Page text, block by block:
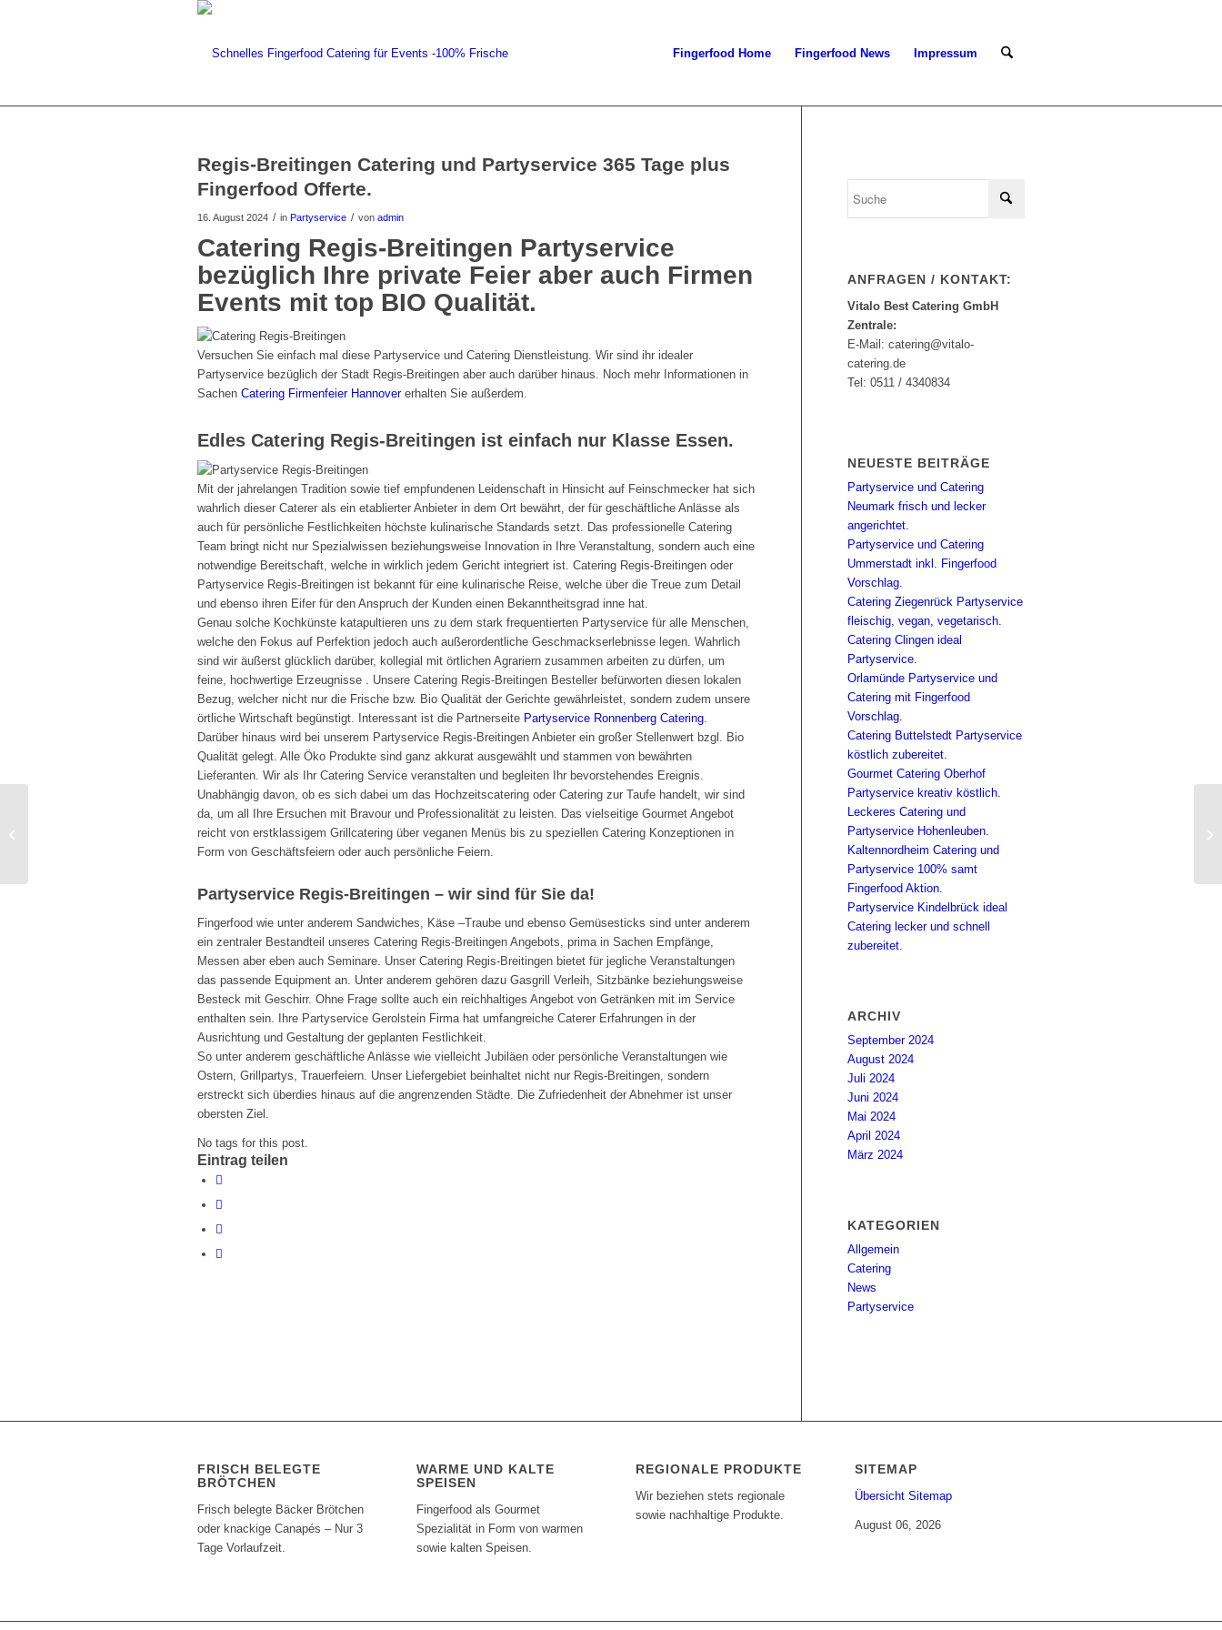
Fingerfood Home Fingerfood News Impressum
Regis-Breitingen Catering und Partyservice 365 Tage plus
Fingerfood Offerte.
16. August 2024 / in Partyservice / von admin
Catering Regis-Breitingen Partyservice
bezüglich Ihre private Feier aber auch Firmen
Events mit top BIO Qualität.
Versuchen Sie einfach mal diese Partyservice und Catering Dienstleistung. Wir sind ihr idealer
Partyservice bezüglich der Stadt Regis-Breitingen aber auch darüber hinaus. Noch mehr Informationen in
Sachen Catering Firmenfeier Hannovererhalten Sie außerdem.
Edles Catering Regis-Breitingen ist einfach nur Klasse Essen.
Mit der jahrelangen Tradition sowie tief empfundenen Leidenschaft in Hinsicht auf Feinschmecker hat sich
wahrlich dieser Caterer als ein etablierter Anbieter in dem Ort bewährt, der für geschäftliche Anlässe als
auch für persönliche Festlichkeiten höchste kulinarische Standards setzt. Das professionelle Catering
Team bringt nicht nur Spezialwissen beziehungsweise Innovation in Ihre Veranstaltung, sondern auch eine
notwendige Bereitschaft, welche in wirklich jedem Gericht integriert ist. Catering Regis-Breitingen oder
Partyservice Regis-Breitingen ist bekannt für eine kulinarische Reise, welche über die Treue zum Detail
und ebenso ihren Eifer für den Anspruch der Kunden einen Bekanntheitsgrad inne hat.
Genau solche Kochkünste katapultieren uns zu dem stark frequentierten Partyservice für alle Menschen,
welche den Fokus auf Perfektion jedoch auch außerordentliche Geschmackserlebnisse legen. Wahrlich
sind wir äußerst glücklich darüber, kollegial mit örtlichen Agrariern zusammen arbeiten zu dürfen, um
feine, hochwertige Erzeugnisse . Unsere Catering Regis-Breitingen Besteller befürworten diesen lokalen
Bezug, welcher nicht nur die Frische bzw. Bio Qualität der Gerichte gewährleistet, sondern zudem unsere
örtliche Wirtschaft begünstigt. Interessant ist die Partnerseite Partyservice Ronnenberg Catering.
Darüber hinaus wird bei unserem Partyservice Regis-Breitingen Anbieter ein großer Stellenwert bzgl. Bio
Qualität gelegt. Alle Öko Produkte sind ganz akkurat ausgewählt und stammen von bewährten
Lieferanten. Wir als Ihr Catering Service veranstalten und begleiten Ihr bevorstehendes Ereignis.
Unabhängig davon, ob es sich dabei um das Hochzeitscatering oder Catering zur Taufe handelt, wir sind
da, um all Ihre Ersuchen mit Bravour und Professionalität zu leisten. Das vielseitige Gourmet Angebot
reicht von erstklassigem Grillcatering über veganen Menüs bis zu speziellen Catering Konzeptionen in
Form von Geschäftsfeiern oder auch persönliche Feiern.
Partyservice Regis-Breitingen – wir sind für Sie da!
Fingerfood wie unter anderem Sandwiches, Käse –Traube und ebenso Gemüsesticks sind unter anderem
ein zentraler Bestandteil unseres Catering Regis-Breitingen Angebots, prima in Sachen Empfänge,
Messen aber eben auch Seminare. Unser Catering Regis-Breitingen bietet für jegliche Veranstaltungen
das passende Equipment an. Unter anderem gehören dazu Gasgrill Verleih, Sitzbänke beziehungsweise
Besteck mit Geschirr. Ohne Frage sollte auch ein reichhaltiges Angebot von Getränken mit im Service
enthalten sein. Ihre Partyservice Gerolstein Firma hat umfangreiche Caterer Erfahrungen in der
Ausrichtung und Gestaltung der geplanten Festlichkeit.
So unter anderem geschäftliche Anlässe wie vielleicht Jubiläen oder persönliche Veranstaltungen wie
Ostern, Grillpartys, Trauerfeiern. Unser Liefergebiet beinhaltet nicht nur Regis-Breitingen, sondern
erstreckt sich überdies hinaus auf die angrenzenden Städte. Die Zufriedenheit der Abnehmer ist unser
obersten Ziel.
No tags for this post.
Eintrag teilen
ANFRAGEN / KONTAKT:
Vitalo Best Catering GmbH
Zentrale:
E-Mail: catering@vitalo-
catering.de
Tel: 0511 / 4340834
NEUESTE BEITRÄGE
Partyservice und Catering
Neumark frisch und lecker
angerichtet.
Partyservice und Catering
Ummerstadt inkl. Fingerfood
Vorschlag.
Catering Ziegenrück Partyservice
fleischig, vegan, vegetarisch.
Catering Clingen ideal
Partyservice.
Orlamünde Partyservice und
Catering mit Fingerfood
Vorschlag.
Catering Buttelstedt Partyservice
köstlich zubereitet.
Gourmet Catering Oberhof
Partyservice kreativ köstlich.
Leckeres Catering und
Partyservice Hohenleuben.
Kaltennordheim Catering und
Partyservice 100% samt
Fingerfood Aktion.
Partyservice Kindelbrück ideal
Catering lecker und schnell
zubereitet.
ARCHIV
September 2024
August 2024
Juli 2024
Juni 2024
Mai 2024
April 2024
März 2024
KATEGORIEN
Allgemein
Catering
News
Partyservice
FRISCH BELEGTE
BRÖTCHEN
Frisch belegte Bäcker Brötchen
oder knackige Canapés – Nur 3
Tage Vorlaufzeit.
WARME UND KALTE
SPEISEN
Fingerfood als Gourmet
Spezialität in Form von warmen
sowie kalten Speisen.
REGIONALE PRODUKTE
Wir beziehen stets regionale
sowie nachhaltige Produkte.
SITEMAP
Übersicht Sitemap
August 06, 2026
Partyservice Trebsen 100% Catering